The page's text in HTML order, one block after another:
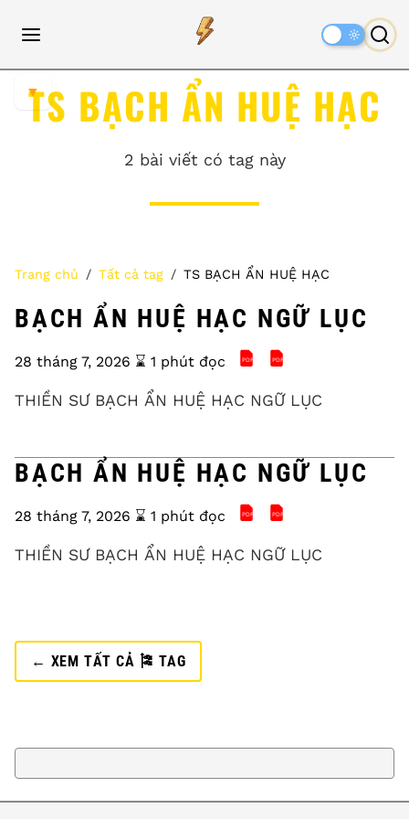
TS BẠCH ẨN HUỆ HẠC
2 bài viết có tag này
Trang chủ Tất cả tag TS BẠCH ẨN HUỆ HẠC
BẠCH ẨN HUỆ HẠC NGỮ LỤC
28 tháng 7, 2026 ⌛️ 1 phút đọc PDF
BẠCH ẨN HUỆ HẠC
PDF
BẠCH ẨN HUỆ
THIỀN SƯ BẠCH ẨN HUỆ HẠC NGỮ LỤC
BẠCH ẨN HUỆ HẠC NGỮ LỤC
28 tháng 7, 2026 ⌛️ 1 phút đọc PDF
BẠCH ẨN HUỆ HẠC
PDF
BẠCH ẨN HUỆ
THIỀN SƯ BẠCH ẨN HUỆ HẠC NGỮ LỤC
← XEM TẤT CẢ 🎏 TAG
▼